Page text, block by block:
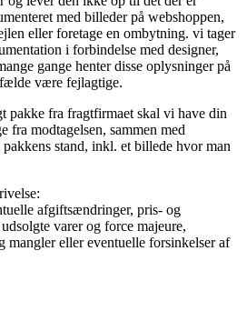
med billeder på webshoppen,
eller foretage en ombytning. vi tager
i forbindelse med designer,
gange henter disse oplysninger på
være fejlagtige.
pakke fra fragtfirmaet skal vi have din
fra modtagelsen, sammen med
stand, inkl. et billede hvor man
afgiftsændringer, pris- og
varer og force majeure,
mangler eller eventuelle forsinkelser af